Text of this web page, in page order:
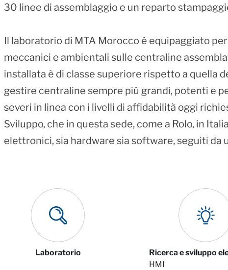
30 linee di assemblaggio e un reparto
Il laboratorio di MTA Morocco è equipaggiato
meccanici e ambientali sulle centraline
installata è di classe superiore rispetto a quella
gestire centraline sempre più grandi, potenti e
severi in linea con i livelli di affidabilità oggi
Sviluppo, che in questa sede, come a Rolo, in
elettronici, sia hardware sia software, seguiti da
Laboratorio
Ricerca e sviluppo
HMI